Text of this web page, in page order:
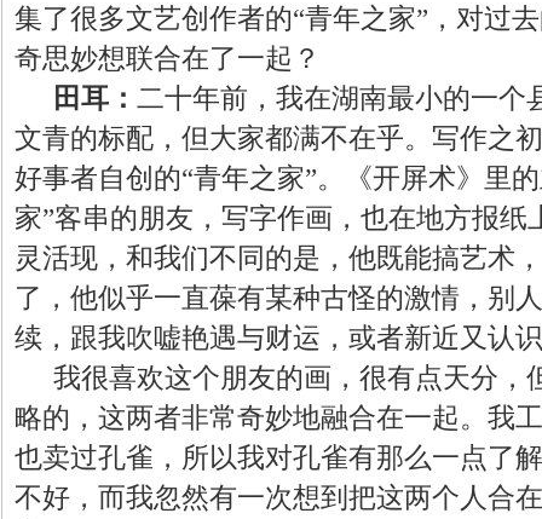
集了很多文艺创作者的“青年之家”，对过
奇思妙想联合在了一起？
田耳： 二十年前，我在湖南最小的一个
文青的标配，但大家都满不在乎。写作之
好事者自创的“青年之家”。《开屏术》里
家”客串的朋友，写字作画，也在地方报
灵活现，和我们不同的是，他既能搞艺术
了，他似乎一直葆有某种古怪的激情，别
续，跟我吹嘘艳遇与财运，或者新近又认
我很喜欢这个朋友的画，很有点天分，
略的，这两者非常奇妙地融合在一起。我
也卖过孔雀，所以我对孔雀有那么一点了
不好，而我忽然有一次想到把这两个人合